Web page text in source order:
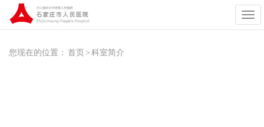
展
开
您现在的位置： 首页 > 科室简介